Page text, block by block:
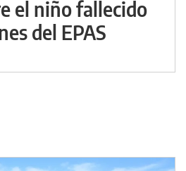
el niño fallecido
del EPAS